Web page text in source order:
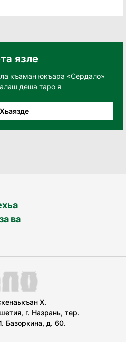
язле
къаман юкъара «Сердало»
деша таро я
Хьаязде
ва
Х.
г. Назрань, тер.
Базоркина, д. 60.